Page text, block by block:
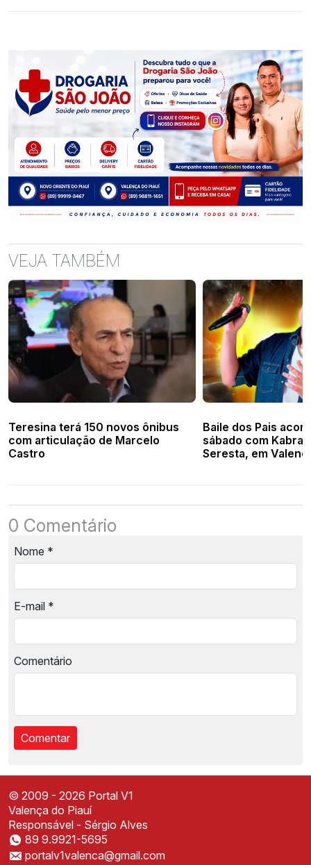
VEJA TAMBÉM
Teresina terá 150 novos ônibus
com articulação de Marcelo
Castro
Baile dos Pais
sábado com
Seresta, em
0 Comentário
Nome *
E-mail *
Comentário
Instale o Portal V1
Acesse mais rápido direto da sua tela inicial
© 2009 - 2026 Portal V1
Valença do Piauí
Responsável - Sérgio Alves
89 9.9921-5695
portalv1valenca@gmail.com